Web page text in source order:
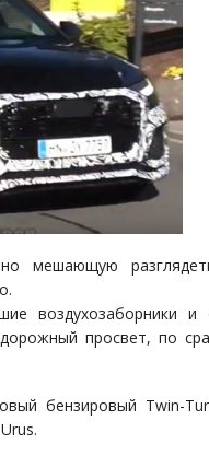
мешающую
воздухозаборники и
просвет, по
бензировый Twin-